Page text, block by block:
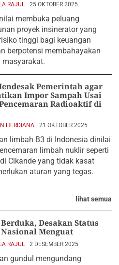
RAJUL 25 OKTOBER 2025
membuka peluang
proyek insinerator yang
tinggi bagi keuangan
berpotensi membahayakan
masyarakat.
Pemerintah agar
Impor Sampah Usai
Radioaktif di
HERDIANA 21 OKTOBER 2025
limbah B3 di Indonesia dinilai
limbah nuklir seperti
Cikande yang tidak kasat
aturan yang tegas.
lihat semua
Desakan Status
Menguat
RAJUL 2 DESEMBER 2025
gundul mengundang